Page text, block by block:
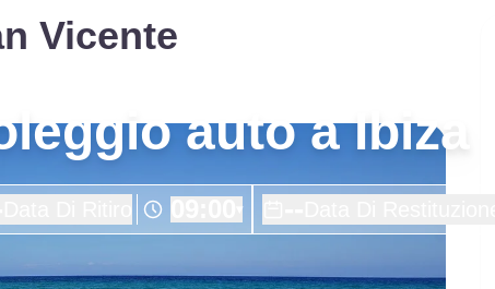
auto a Ibiza
Vicente